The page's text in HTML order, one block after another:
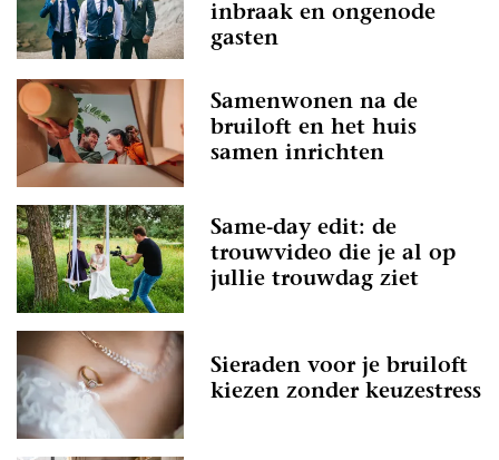
inbraak en ongenode
gasten
Samenwonen na de
bruiloft en het huis
samen inrichten
Same-day edit: de
trouwvideo die je al op
jullie trouwdag ziet
Sieraden voor je bruiloft
kiezen zonder keuzestress